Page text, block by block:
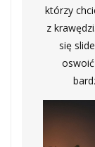
którzy
z
się